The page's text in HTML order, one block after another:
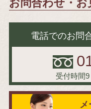
お問合わせ・お
電話でのお問
受付時間
メ